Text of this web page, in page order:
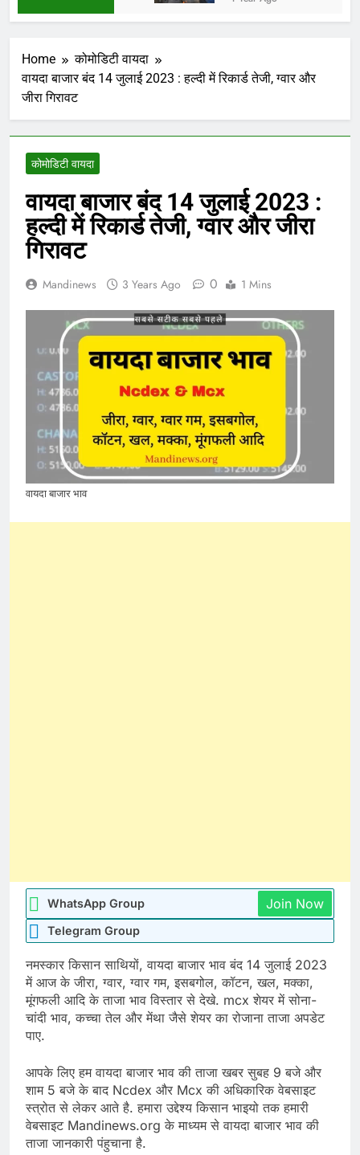
Home
कोमोडिटी वायदा
वायदा बाजार बंद 14 जुलाई 2023 : हल्दी में रिकार्ड तेजी, ग्वार और
जीरा गिरावट
कोमोडिटी वायदा
वायदा बाजार बंद 14 जुलाई 2023 :
हल्दी में रिकार्ड तेजी, ग्वार और जीरा
गिरावट
Mandinews 3 Years Ago 0 1 Mins
वायदा बाजार भाव
WhatsApp Group Join Now
Telegram Group
नमस्कार किसान साथियों, वायदा बाजार भाव बंद 14 जुलाई 2023
में आज के जीरा, ग्वार, ग्वार गम, इसबगोल, कॉटन, खल, मक्का,
मूंगफली आदि के ताजा भाव विस्तार से देखे. mcx शेयर में सोना-
चांदी भाव, कच्चा तेल और मेंथा जैसे शेयर का रोजाना ताजा अपडेट
पाए.
आपके लिए हम वायदा बाजार भाव की ताजा खबर सुबह 9 बजे और
शाम 5 बजे के बाद Ncdex और Mcx की अधिकारिक वेबसाइट
स्त्रोत से लेकर आते है. हमारा उद्देश्य किसान भाइयो तक हमारी
वेबसाइट Mandinews.org के माध्यम से वायदा बाजार भाव की
ताजा जानकारी पंहुचाना है.